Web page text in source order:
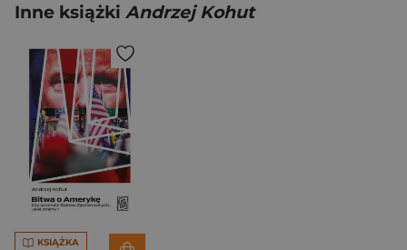
Inne książki Andrzej Kohut
KSIĄŻKA